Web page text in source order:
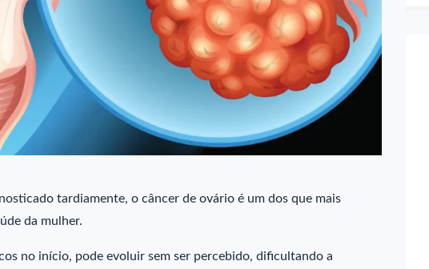
tardiamente, o câncer de ovário é um dos que mais
da mulher.
no início, pode evoluir sem ser percebido, dificultando a